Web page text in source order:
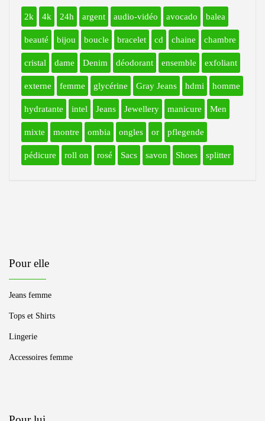
2k 4k 24h argent audio-vidéo avocado balea
beauté bijou boucle bracelet cd chaine chambre
cristal dame Denim déodorant ensemble exfoliant
externe femme glycérine Gray Jeans hdmi homme
hydratante intel Jeans Jewellery manicure Men
mixte montre ombia ongles or pflegende
pédicure roll on rosé Sacs savon Shoes splitter
Pour elle
Jeans femme
Tops et Shirts
Lingerie
Accessoires femme